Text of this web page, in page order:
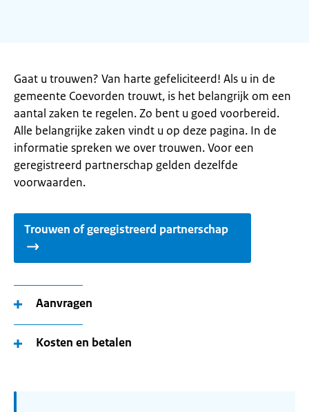
Gaat u trouwen? Van harte gefeliciteerd! Als u in de
gemeente Coevorden trouwt, is het belangrijk om een
aantal zaken te regelen. Zo bent u goed voorbereid.
Alle belangrijke zaken vindt u op deze pagina. In de
informatie spreken we over trouwen. Voor een
geregistreerd partnerschap gelden dezelfde
voorwaarden.
Trouwen of geregistreerd partnerschap
Aanvragen
Kosten en betalen